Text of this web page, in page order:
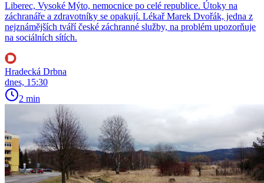
Liberec, Vysoké Mýto, nemocnice po celé republice. Útoky na
záchranáře a zdravotníky se opakují. Lékař Marek Dvořák, jedna z
nejznámějších tváří české záchranné služby, na problém upozorňuje
na sociálních sítích.
Hradecká Drbna
dnes, 15:30
2 min